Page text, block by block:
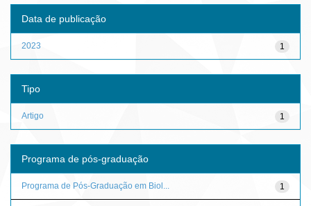
Data de publicação
1
2023
Tipo
1
Artigo
Programa de pós-graduação
1
Programa de Pós-Graduação em Biol...